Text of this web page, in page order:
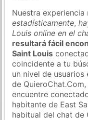
Nuestra experiencia
estadísticamente,
Louis online en el
resultará fácil
Saint Louis
coincidente a tu
un nivel de
de
encuentre
habitante de East
habitual del chat de